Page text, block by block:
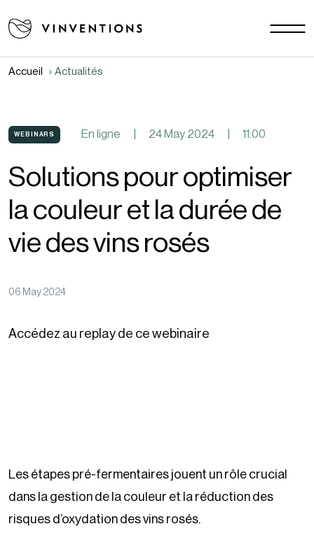
Nos solutions
Vos challenges
Contact
Carrière
Documents
FAQ
Accueil Actualités
WEBINARS En ligne 24 May 2024 11:00
Solutions pour optimiser
la couleur et la durée de
vie des vins rosés
06 May 2024
Accédez au replay de ce webinaire
Les étapes pré-fermentaires jouent un rôle crucial
dans la gestion de la couleur et la réduction des
risques d’oxydation des vins rosés.